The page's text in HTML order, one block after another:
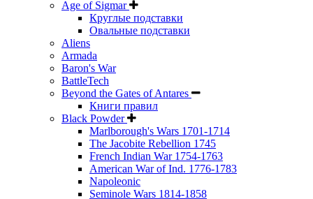
Age of Sigmar
Круглые подставки
Овальные подставки
Aliens
Armada
Baron's War
BattleTech
Beyond the Gates of Antares
Книги правил
Black Powder
Marlborough's Wars 1701-1714
The Jacobite Rebellion 1745
French Indian War 1754-1763
American War of Ind. 1776-1783
Napoleonic
Seminole Wars 1814-1858